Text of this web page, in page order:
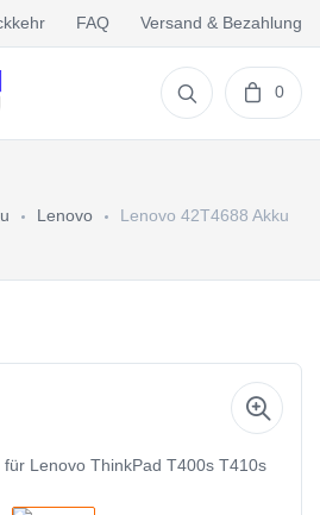
FAQ Versand & Bezahlung
0
Lenovo Lenovo 42T4688 Akku